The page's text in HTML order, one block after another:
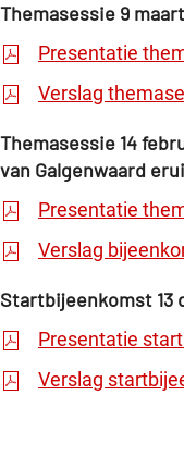
Themasessie 9
Presentatie
Verslag
Themasessie 14
van Galgenwaard
Presentatie
Verslag
Startbijeenkomst 13
Presentatie
Verslag